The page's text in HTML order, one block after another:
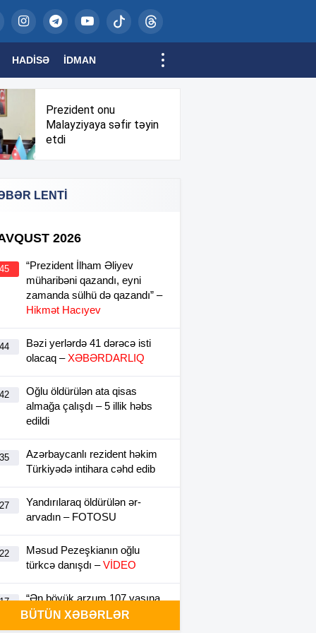
HADISƏ İDMAN
Prezident onu
Malayziyaya səfir təyin
etdi
LENTİ
2026
“Prezident İlham Əliyev
müharibəni qazandı, eyni
zamanda sülhü də qazandı” –
Hikmət Hacıyev
Bəzi yerlərdə 41 dərəcə isti
olacaq –XƏBƏRDARLIQ
Oğlu öldürülən ata qisas
almağa çalışdı – 5 illik həbs
edildi
Azərbaycanlı rezident həkim
Türkiyədə intihara cəhd edib
Yandırılaraq öldürülən ər-
arvadın – FOTOSU
Məsud Pezeşkianın oğlu
türkcə danışdı –VİDEO
“Ən böyük arzum 107 yaşına
kimi yaşamaqdır”- Kemeron
Diaz
BÜTÜN XƏBƏRLƏR